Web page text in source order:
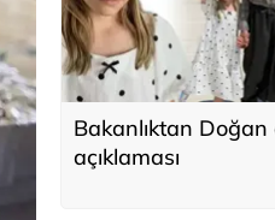
Bakanlıktan Doğan
açıklaması